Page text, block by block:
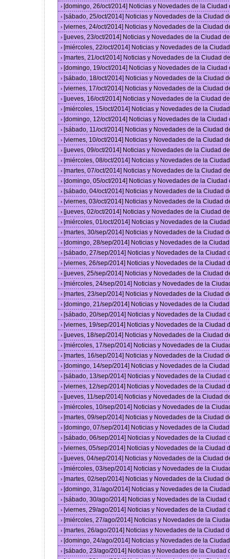
› [domingo, 26/oct/2014] Noticias y Novedades de la
› [sábado, 25/oct/2014] Noticias y Novedades de la Ciudad
› [viernes, 24/oct/2014] Noticias y Novedades de la Ciudad
› [jueves, 23/oct/2014] Noticias y Novedades de la Ciudad
› [miércoles, 22/oct/2014] Noticias y Novedades de la
› [martes, 21/oct/2014] Noticias y Novedades de la Ciudad
› [domingo, 19/oct/2014] Noticias y Novedades de la
› [sábado, 18/oct/2014] Noticias y Novedades de la Ciudad
› [viernes, 17/oct/2014] Noticias y Novedades de la Ciudad
› [jueves, 16/oct/2014] Noticias y Novedades de la Ciudad
› [miércoles, 15/oct/2014] Noticias y Novedades de la
› [domingo, 12/oct/2014] Noticias y Novedades de la
› [sábado, 11/oct/2014] Noticias y Novedades de la Ciudad
› [viernes, 10/oct/2014] Noticias y Novedades de la Ciudad
› [jueves, 09/oct/2014] Noticias y Novedades de la Ciudad
› [miércoles, 08/oct/2014] Noticias y Novedades de la
› [martes, 07/oct/2014] Noticias y Novedades de la Ciudad
› [domingo, 05/oct/2014] Noticias y Novedades de la
› [sábado, 04/oct/2014] Noticias y Novedades de la Ciudad
› [viernes, 03/oct/2014] Noticias y Novedades de la Ciudad
› [jueves, 02/oct/2014] Noticias y Novedades de la Ciudad
› [miércoles, 01/oct/2014] Noticias y Novedades de la
› [martes, 30/sep/2014] Noticias y Novedades de la Ciudad
› [domingo, 28/sep/2014] Noticias y Novedades de la
› [sábado, 27/sep/2014] Noticias y Novedades de la Ciudad
› [viernes, 26/sep/2014] Noticias y Novedades de la Ciudad
› [jueves, 25/sep/2014] Noticias y Novedades de la Ciudad
› [miércoles, 24/sep/2014] Noticias y Novedades de la
› [martes, 23/sep/2014] Noticias y Novedades de la Ciudad
› [domingo, 21/sep/2014] Noticias y Novedades de la
› [sábado, 20/sep/2014] Noticias y Novedades de la Ciudad
› [viernes, 19/sep/2014] Noticias y Novedades de la Ciudad
› [jueves, 18/sep/2014] Noticias y Novedades de la Ciudad
› [miércoles, 17/sep/2014] Noticias y Novedades de la
› [martes, 16/sep/2014] Noticias y Novedades de la Ciudad
› [domingo, 14/sep/2014] Noticias y Novedades de la
› [sábado, 13/sep/2014] Noticias y Novedades de la Ciudad
› [viernes, 12/sep/2014] Noticias y Novedades de la Ciudad
› [jueves, 11/sep/2014] Noticias y Novedades de la Ciudad
› [miércoles, 10/sep/2014] Noticias y Novedades de la
› [martes, 09/sep/2014] Noticias y Novedades de la Ciudad
› [domingo, 07/sep/2014] Noticias y Novedades de la
› [sábado, 06/sep/2014] Noticias y Novedades de la Ciudad
› [viernes, 05/sep/2014] Noticias y Novedades de la Ciudad
› [jueves, 04/sep/2014] Noticias y Novedades de la Ciudad
› [miércoles, 03/sep/2014] Noticias y Novedades de la
› [martes, 02/sep/2014] Noticias y Novedades de la Ciudad
› [domingo, 31/ago/2014] Noticias y Novedades de la
› [sábado, 30/ago/2014] Noticias y Novedades de la Ciudad
› [viernes, 29/ago/2014] Noticias y Novedades de la Ciudad
› [miércoles, 27/ago/2014] Noticias y Novedades de la
› [martes, 26/ago/2014] Noticias y Novedades de la Ciudad
› [domingo, 24/ago/2014] Noticias y Novedades de la
› [sábado, 23/ago/2014] Noticias y Novedades de la Ciudad